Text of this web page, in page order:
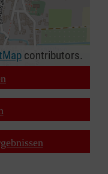
contributors.